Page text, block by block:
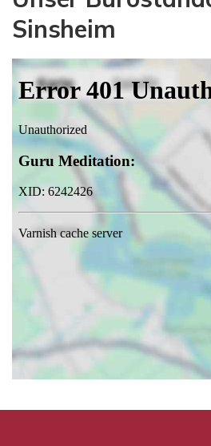
Sinsheim